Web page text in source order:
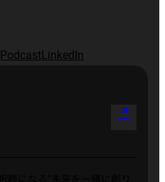
PodcastLinkedIn
arrow_outward